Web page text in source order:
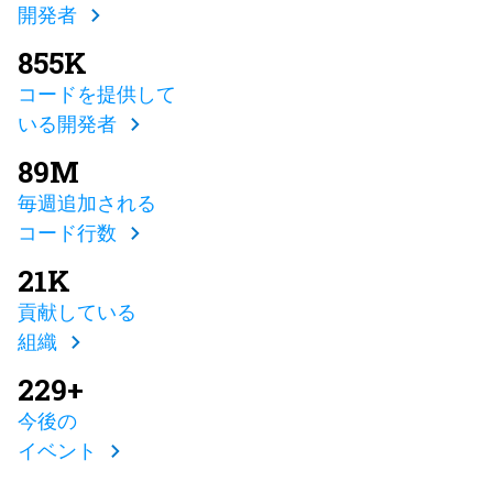
開発者
855K
コードを提供して
いる開発者
89M
毎週追加される
コード行数
21K
貢献している
組織
229+
今後の
イベント